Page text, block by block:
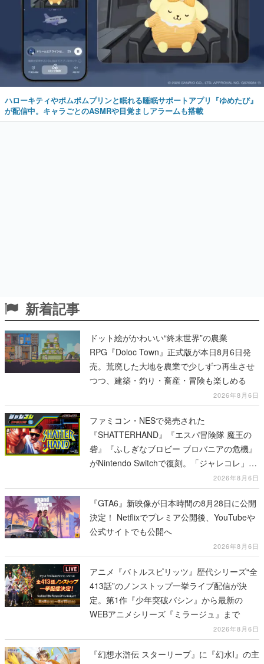
ハローキティやポムポムプリンと眠れる睡眠サポートアプリ『ゆめたび』
が配信中。キャラごとのASMRや目覚ましアラームも搭載
新着記事
ドット絵がかわいい“終末世界”の農業
RPG『Doloc Town』正式版が本日8月6日発
売。荒廃した大地を農業で少しずつ再生させ
つつ、建築・釣り・畜産・冒険も楽しめる
2026年8月6日
ファミコン・NESで発売された
『SHATTERHAND』『エスパ冒険隊 魔王の
砦』『ふしぎなブロビー ブロバニアの危機』
がNintendo Switchで復刻。「ジャレコレ」シ
2026年8月6日
『GTA6』新映像が日本時間の8月28日に公開
決定！ Netflixでプレミア公開後、YouTubeや
公式サイトでも公開へ
2026年8月6日
アニメ『バトルスピリッツ』歴代シリーズ“全
413話”のノンストップ一挙ライブ配信が決
定。第1作『少年突破バシン』から最新の
WEBアニメシリーズ『ミラージュ』まで
2026年8月6日
『幻想水滸伝 スターリープ』に『幻水I』の主